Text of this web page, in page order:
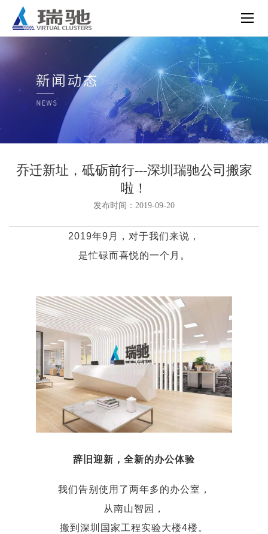
乔迁新址，砥砺前行---深圳瑞驰公司搬家
啦！
发布时间：2019-09-20
2019年9月，对于我们来说，
是忙碌而喜悦的一个月。
辞旧迎新，全新的办公体验
我们告别使用了两年多的办公室，
从南山智园，
搬到深圳国家工程实验大楼4楼。